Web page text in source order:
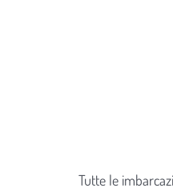
Tutte le